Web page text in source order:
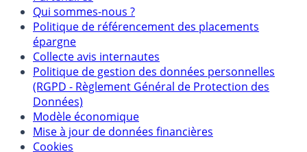
Mentions légales et Conditions d’utilisation
Partenaires
Qui sommes-nous ?
Politique de référencement des placements
épargne
Collecte avis internautes
Politique de gestion des données personnelles
(RGPD - Règlement Général de Protection des
Données)
Modèle économique